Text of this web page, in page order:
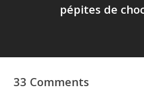
pépites de
33 Comments